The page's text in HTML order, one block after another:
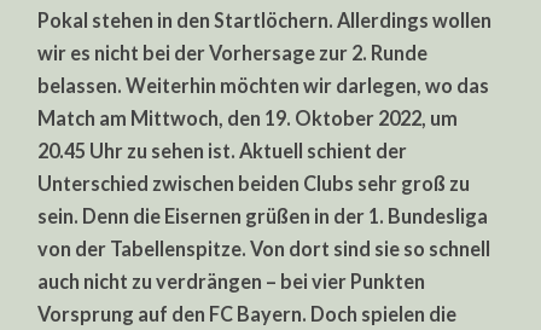
TIPPS:
DFB-
POKAL
PROGNOSE
Pokal stehen in den Startlöchern. Allerdings wollen
wir es nicht bei der Vorhersage zur 2. Runde
belassen. Weiterhin möchten wir darlegen, wo das
Match am Mittwoch, den 19. Oktober 2022, um
20.45 Uhr zu sehen ist. Aktuell schient der
Unterschied zwischen beiden Clubs sehr groß zu
sein. Denn die Eisernen grüßen in der 1. Bundesliga
von der Tabellenspitze. Von dort sind sie so schnell
auch nicht zu verdrängen – bei vier Punkten
Vorsprung auf den FC Bayern. Doch spielen die